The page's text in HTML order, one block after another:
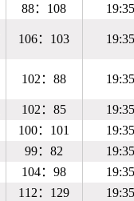
88：108
106：103
102：88
102：85
100：101
99：82
104：98
112：129